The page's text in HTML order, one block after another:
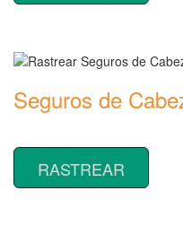
Seguros de
RASTREAR